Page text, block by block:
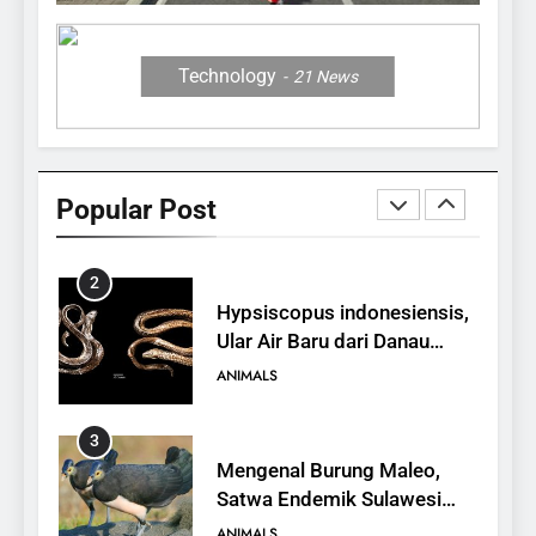
Technology 21 News
Popular Post
Jerapah
ANIMALS
1
Antelope, Si Antelop
2
Hypsiscopus indonesiensis,
Ular Air Baru dari Danau
Towuti
ANIMALS
3
Mengenal Burung Maleo,
Satwa Endemik Sulawesi
yang Terancam Punah